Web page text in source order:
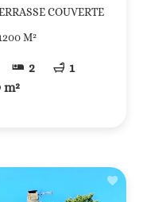
COUVERTE
M²
2
1
m²